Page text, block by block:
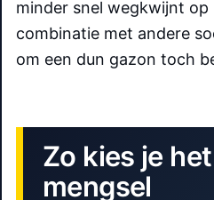
minder snel wegkwijnt op
combinatie met andere
om een dun gazon toch
Zo kies je
mengsel